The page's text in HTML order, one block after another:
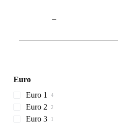
–
Euro
Euro 1
Euro 2
Euro 3